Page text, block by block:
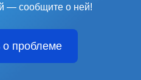
— сообщите о ней!
проблеме